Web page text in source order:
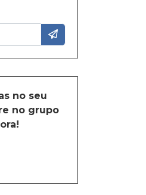
no seu
no grupo